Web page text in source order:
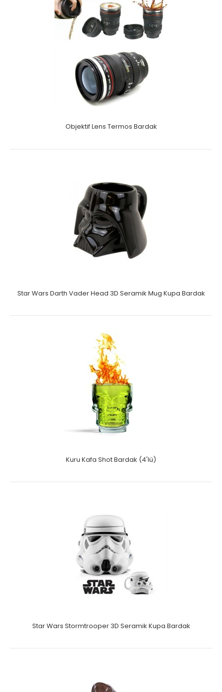
Objektif Lens Termos Bardak
Star Wars Darth Vader Head 3D Seramik Mug Kupa Bardak
Kuru Kafa Shot Bardak (4'lü)
Star Wars Stormtrooper 3D Seramik Kupa Bardak